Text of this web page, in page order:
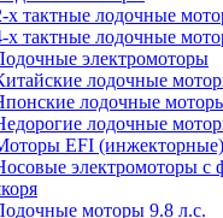
х тактные лодочные
х тактные лодочные
электромоторы
лодочные
лодочные
лодочные
EFI (инжекторные)
электромоторы с
моторы 9.8 л.с.